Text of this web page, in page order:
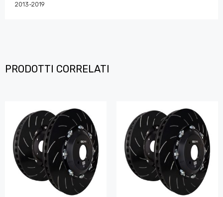
2013-2019
PRODOTTI CORRELATI